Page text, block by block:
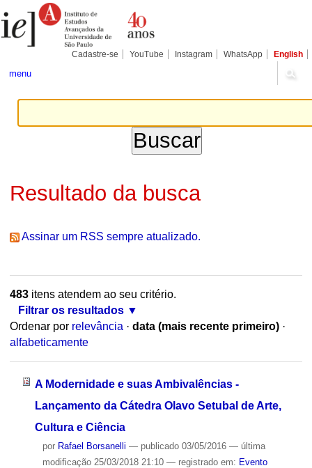
para
conteúdo.
Pessoais
Cadastre-se YouTube Instagram WhatsApp English
menu
Resultado da busca
Assinar um RSS sempre atualizado.
483itens atendem ao seu critério.
Filtrar os resultados
Ordenar por relevância · data (mais recente primeiro) ·
alfabeticamente
A Modernidade e suas Ambivalências -
Lançamento da Cátedra Olavo Setubal de Arte,
Cultura e Ciência
por Rafael Borsanelli — publicado03/05/2016 — última
modificação25/03/2018 21:10 — registrado em: Evento